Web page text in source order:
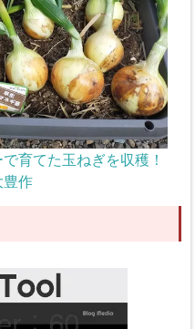
育てた玉ねぎを収穫！
豊作